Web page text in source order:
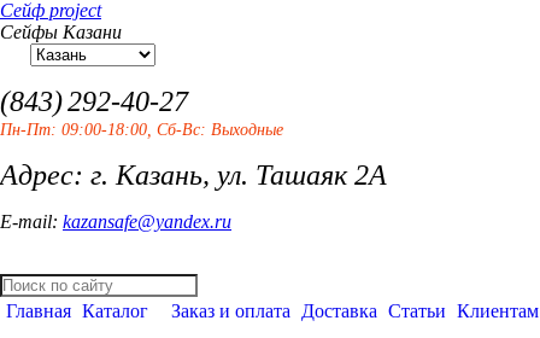
Сейф project
Сейфы Казани
(843)292-40-27
Пн-Пт: 09:00-18:00, Сб-Вс: Выходные
Адрес: г. Казань, ул. Ташаяк 2А
E-mail: kazansafe@yandex.ru
Главная Каталог Заказ и оплата Доставка Статьи Клиентам